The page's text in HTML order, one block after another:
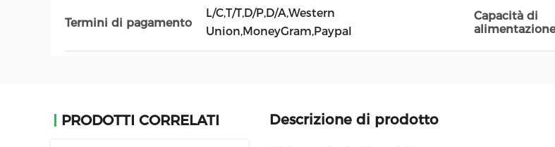
Termini di pagamento
L/C,T/T,D/P,D/A,Western
Union,MoneyGram,Paypal
Capacità di
alimentazione
PRODOTTI CORRELATI Descrizione di prodotto